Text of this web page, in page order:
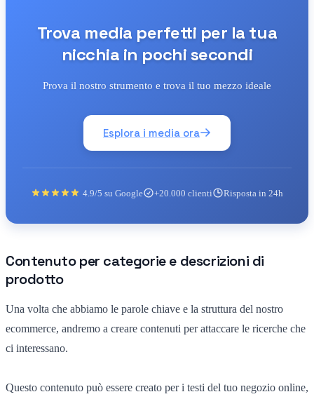
Trova media perfetti per la tua
nicchia in pochi secondi
Prova il nostro strumento e trova il tuo mezzo ideale
Esplora i media ora
4.9/5 su Google +20.000 clienti Risposta in 24h
Contenuto per categorie e descrizioni di
prodotto
Una volta che abbiamo le parole chiave e la struttura del nostro
ecommerce, andremo a creare contenuti per attaccare le ricerche che
ci interessano.
Questo contenuto può essere creato per i testi del tuo negozio online,